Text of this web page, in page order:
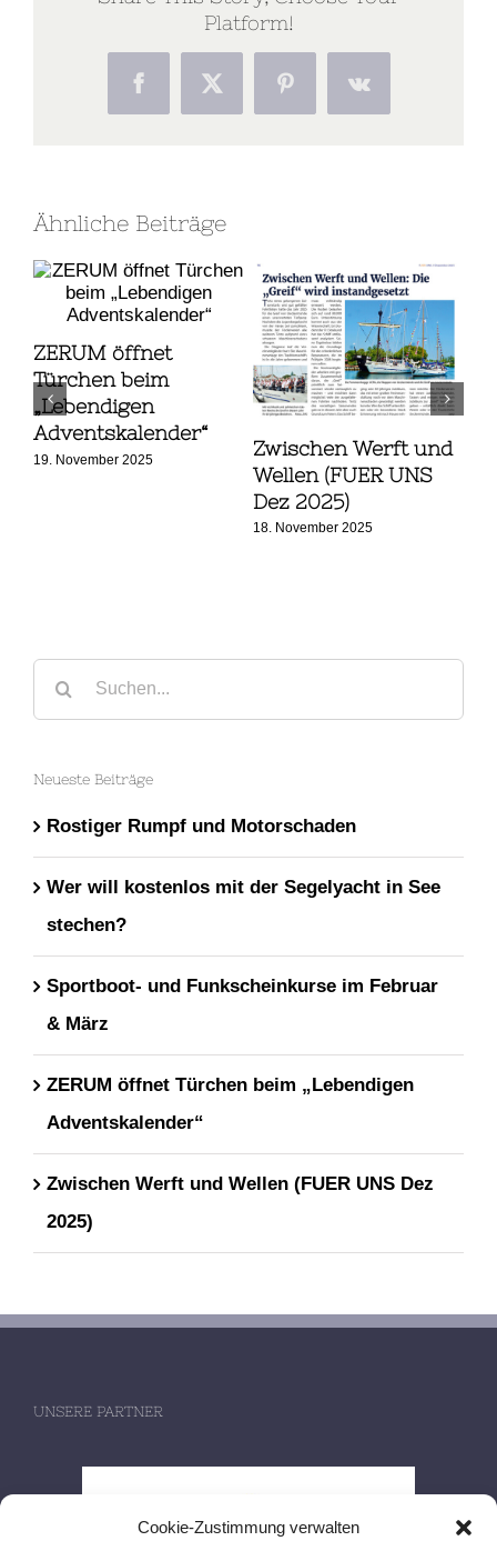
Cookie-Zustimmung verwalten
Platform!
FacebookX PinterestVk
Ähnliche Beiträge
ZERUM öffnet
Türchen beim
„Lebendigen
Adventskalender“
19. November 2025
Zwischen Werft und
Wellen (FUER UNS
Dez 2025)
18. November 2025
Suche
nach:
Neueste Beiträge
Rostiger Rumpf und Motorschaden
Wer will kostenlos mit der Segelyacht in See
stechen?
Sportboot- und Funkscheinkurse im Februar
& März
ZERUM öffnet Türchen beim „Lebendigen
Adventskalender“
Zwischen Werft und Wellen (FUER UNS Dez
2025)
UNSERE PARTNER